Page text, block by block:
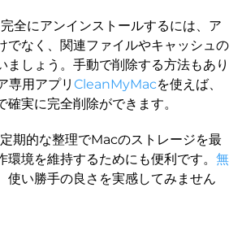
全にアンインストールするには、ア
でなく、関連ファイルやキャッシュの
ましょう。手動で削除する方法もあり
専用アプリ CleanMyMacを使えば、
実に完全削除ができます。
期的な整理でMacのストレージを最
環境を維持するためにも便利です。 無
使い勝手の良さを実感してみません